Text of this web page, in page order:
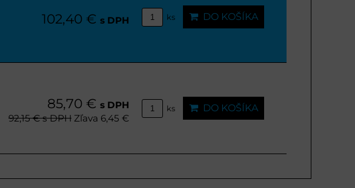
102,40 € s DPH ks DO KOŠÍKA
85,70 € s DPH
92,15 €s DPH Zľava 6,45 €
ks DO KOŠÍKA